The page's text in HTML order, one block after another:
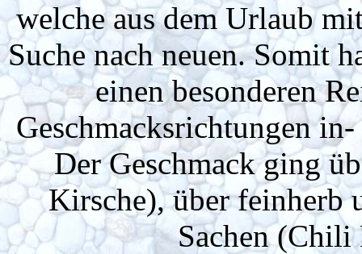
welche aus dem Urlaub
Suche nach neuen. Somit
einen besonderen
Geschmacksrichtungen
Der Geschmack ging
Kirsche), über feinherb
Sachen (Chili